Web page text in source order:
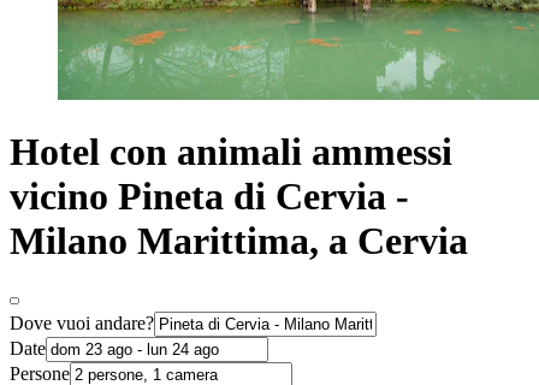
Hotel con animali ammessi
vicino Pineta di Cervia -
Milano Marittima, a Cervia
Dove vuoi andare?
Date
Persone